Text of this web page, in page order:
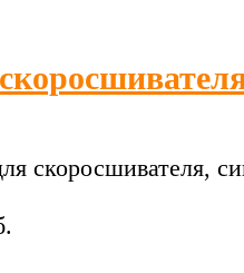
скоросшивателя,